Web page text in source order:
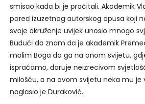
smisao kada bi je pročitali. Akademik
pored izuzetnog autorskog opusa koji
svoje okruženje uvijek unosio mnogo
Budući da znam da je akademik
molim Boga da ga na onom svijetu,
ispraćamo, daruje neizrecivom
milošću, a na ovom svijetu neka mu je
naglasio je Duraković.